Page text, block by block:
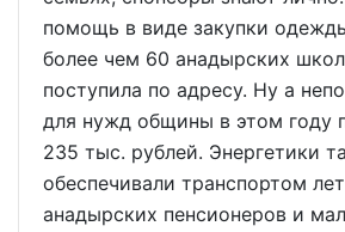
помощь в виде закупки
более чем 60 анадырских
поступила по адресу. Ну а
для нужд общины в этом году
235 тыс. рублей. Энергетики
обеспечивали транспортом
анадырских пенсионеров и